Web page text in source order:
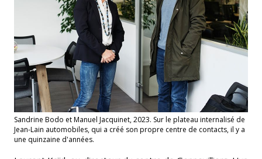
Sandrine Bodo et Manuel Jacquinet, 2023. Sur le plateau internalisé de
Jean-Lain automobiles, qui a créé son propre centre de contacts, il y a
une quinzaine d'années.